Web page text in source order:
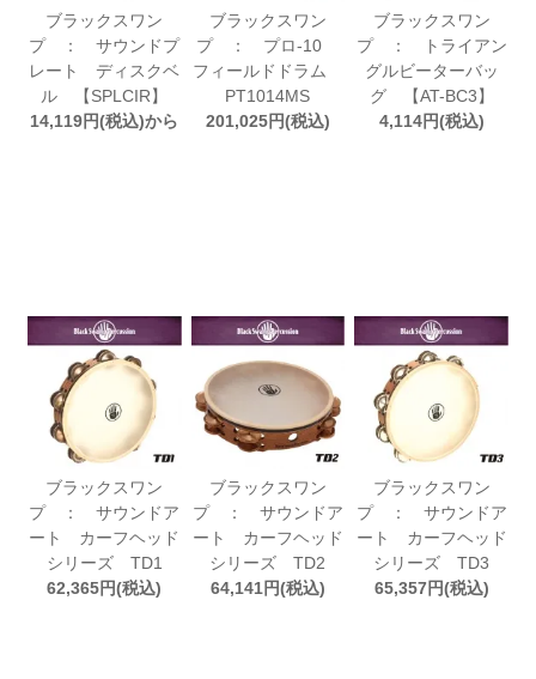
ブラックスワン
プ ： サウンドプ
レート ディスクベ
ル 【SPLCIR】
14,119円(税込)から
ブラックスワン
プ ： プロ-10
フィールドドラム
PT1014MS
201,025円(税込)
ブラックスワン
プ ： トライアン
グルビーターバッ
グ 【AT-BC3】
4,114円(税込)
ブラックスワン
プ ： サウンドア
ート カーフヘッド
シリーズ TD1
62,365円(税込)
ブラックスワン
プ ： サウンドア
ート カーフヘッド
シリーズ TD2
64,141円(税込)
ブラックスワン
プ ： サウンドア
ート カーフヘッド
シリーズ TD3
65,357円(税込)